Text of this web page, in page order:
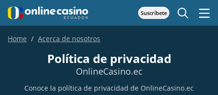
Suscríbete
Home Acerca de nosotros
Política de privacidad
OnlineCasino.ec
Conoce la política de privacidad de OnlineCasino.ec